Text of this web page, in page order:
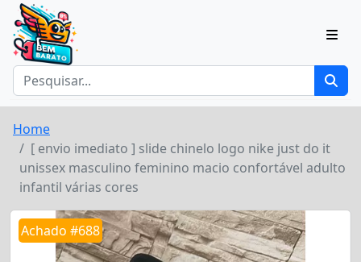
Home
[ envio imediato ] slide chinelo logo nike just do it
unissex masculino feminino macio confortável adulto
infantil várias cores
Achado #688